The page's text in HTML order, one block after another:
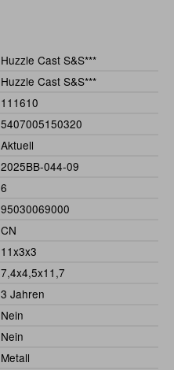
Huzzle Cast S&S***
Huzzle Cast S&S***
111610
5407005150320
Aktuell
2025BB-044-09
6
95030069000
CN
11x3x3
7,4x4,5x11,7
3 Jahren
Nein
Nein
Metall